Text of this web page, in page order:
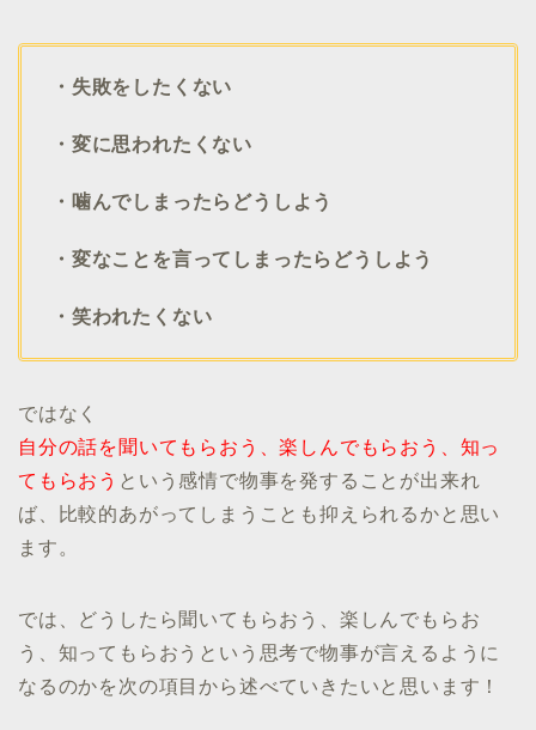
・失敗をしたくない
・変に思われたくない
・噛んでしまったらどうしよう
・変なことを言ってしまったらどうしよう
・笑われたくない
ではなく
自分の話を聞いてもらおう、楽しんでもらおう、知っ
てもらおう という感情で物事を発することが出来れ
ば、比較的あがってしまうことも抑えられるかと思い
ます。
では、どうしたら聞いてもらおう、楽しんでもらお
う、知ってもらおうという思考で物事が言えるように
なるのかを次の項目から述べていきたいと思います！